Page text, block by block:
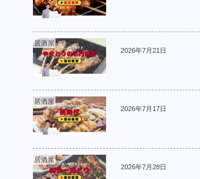
居酒屋
2026年7月21日
居酒屋
2026年7月17日
居酒屋
2026年7月28日